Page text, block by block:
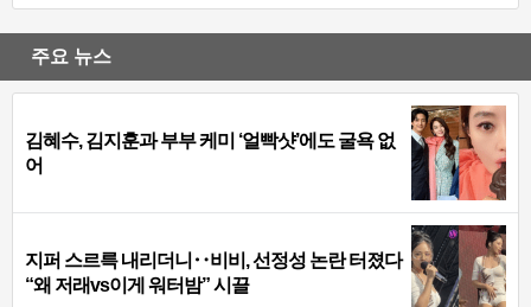
주요 뉴스
김혜수, 김지훈과 부부 케미 ‘얼빡샷’에도 굴욕 없
어
지퍼 스르륵 내리더니‥비비, 선정성 논란 터졌다
“왜 저래vs이게 워터밤” 시끌